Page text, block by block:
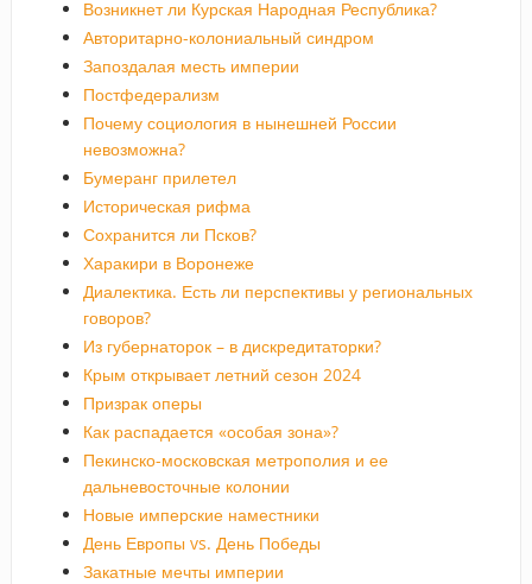
Возникнет ли Курская Народная Республика?
Авторитарно-колониальный синдром
Запоздалая месть империи
Постфедерализм
Почему социология в нынешней России
невозможна?
Бумеранг прилетел
Историческая рифма
Сохранится ли Псков?
Харакири в Воронеже
Диалектика. Есть ли перспективы у региональных
говоров?
Из губернаторок – в дискредитаторки?
Крым открывает летний сезон 2024
Призрак оперы
Как распадается «особая зона»?
Пекинско-московская метрополия и ее
дальневосточные колонии
Новые имперские наместники
День Европы vs. День Победы
Закатные мечты империи